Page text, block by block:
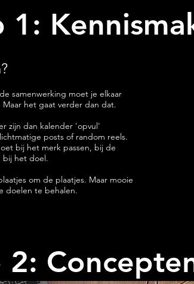
1:
samenwerking moet je elkaar
Maar het gaat verder dan dat.
zijn dan kalender 'opvul'
posts of random reels.
bij het merk passen, bij de
het doel.
om de plaatjes. Maar mooie
doelen te behalen.
2: